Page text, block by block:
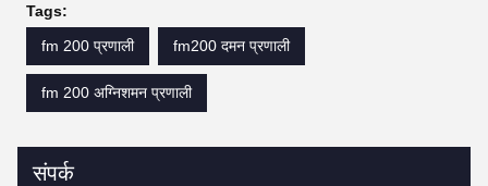
Tags:
fm 200 प्रणाली
fm200 दमन प्रणाली
fm 200 अग्निशमन प्रणाली
संपर्क